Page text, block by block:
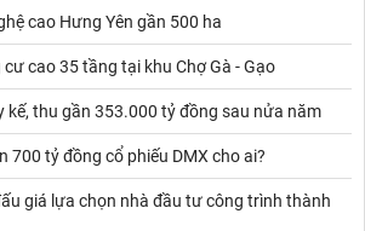
cao Hưng Yên gần 500 ha
cao 35 tầng tại khu Chợ Gà - Gạo
kế, thu gần 353.000 tỷ đồng sau nửa năm
700 tỷ đồng cổ phiếu DMX cho ai?
giá lựa chọn nhà đầu tư công trình thành